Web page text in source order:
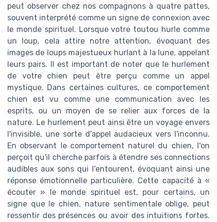
peut observer chez nos compagnons à quatre pattes,
souvent interprété comme un signe de connexion avec
le monde spirituel. Lorsque votre toutou hurle comme
un loup, cela attire notre attention, évoquant des
images de loups majestueux hurlant à la lune, appelant
leurs pairs. Il est important de noter que le hurlement
de votre chien peut être perçu comme un appel
mystique. Dans certaines cultures, ce comportement
chien est vu comme une communication avec les
esprits, ou un moyen de se relier aux forces de la
nature. Le hurlement peut ainsi être un voyage envers
l'invisible, une sorte d'appel audacieux vers l'inconnu.
En observant le comportement naturel du chien, l'on
perçoit qu'il cherche parfois à étendre ses connections
audibles aux sons qui l'entourent, évoquant ainsi une
réponse émotionnelle particulière. Cette capacité à «
écouter » le monde spirituel est, pour certains, un
signe que le chien, nature sentimentale oblige, peut
ressentir des présences ou avoir des intuitions fortes.